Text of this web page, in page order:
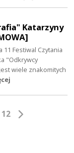
Katarzyny
11 Festiwal Czytania
"Odkrywcy
wiele znakomitych
12